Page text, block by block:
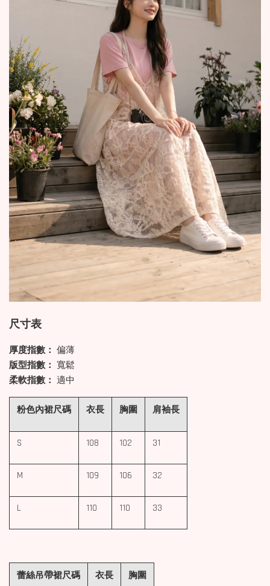
尺寸表
厚度指數： 偏薄
版型指數： 寬鬆
柔軟指數： 適中
粉色內裙尺碼 衣長 胸圍 肩袖長
S 108 102 31
M 109 106 32
L 110 110 33
蕾絲吊帶裙尺碼 衣長 胸圍